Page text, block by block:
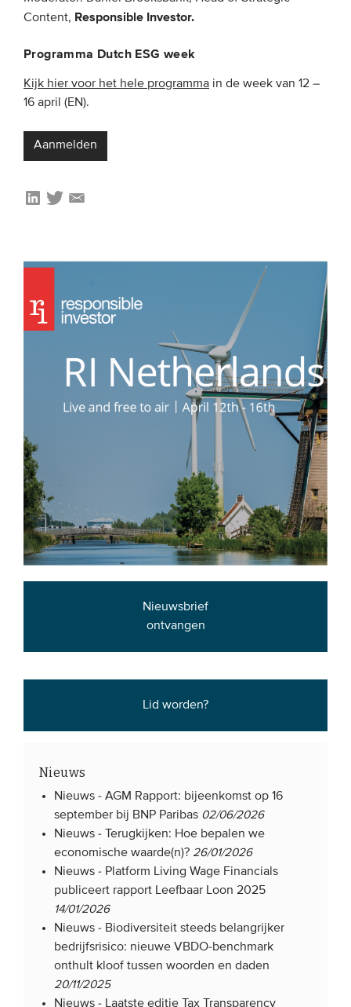
Content, Responsible Investor.
Programma Dutch ESG week
Kijk hier voor het hele programma in de week van 12 –
16 april (EN).
Aanmelden
Nieuwsbrief
ontvangen
Lid worden?
Nieuws
Nieuws -AGM Rapport: bijeenkomst op 16
september bij BNP Paribas 02/06/2026
Nieuws -
Terugkijken: Hoe bepalen we
economische waarde(n)? 26/01/2026
Nieuws - Platform Living Wage Financials
publiceert rapport Leefbaar Loon 2025
14/01/2026
Nieuws - Biodiversiteit steeds belangrijker
bedrijfsrisico: nieuwe VBDO-benchmark
onthult kloof tussen woorden en daden
20/11/2025
Nieuws - Laatste editie Tax Transparency